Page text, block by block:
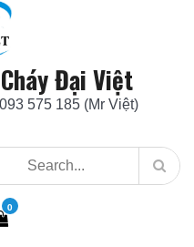
Đại Việt
575 185 (Mr Việt)
0